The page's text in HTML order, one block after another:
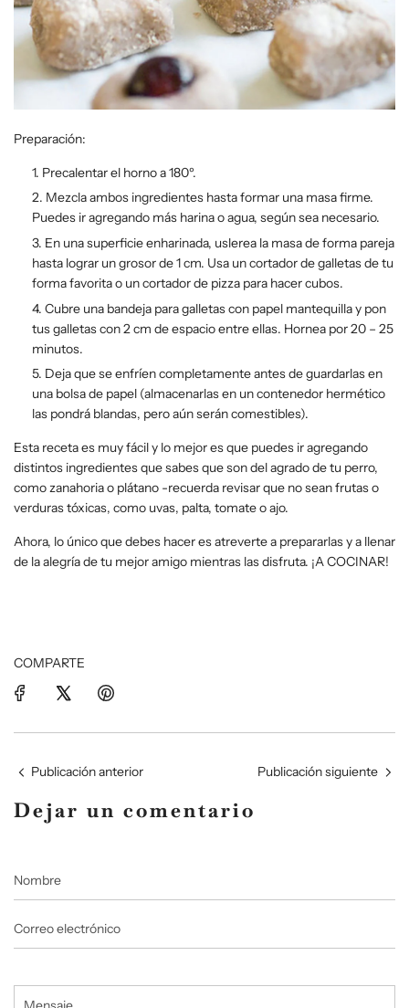
Preparación:
Precalentar el horno a 180º.
Mezcla ambos ingredientes hasta formar una masa firme.
Puedes ir agregando más harina o agua, según sea necesario.
En una superficie enharinada, uslerea la masa de forma pareja
hasta lograr un grosor de 1 cm. Usa un cortador de galletas de tu
forma favorita o un cortador de pizza para hacer cubos.
Cubre una bandeja para galletas con papel mantequilla y pon
tus galletas con 2 cm de espacio entre ellas. Hornea por 20 – 25
minutos.
Deja que se enfríen completamente antes de guardarlas en
una bolsa de papel (almacenarlas en un contenedor hermético
las pondrá blandas, pero aún serán comestibles).
Esta receta es muy fácil y lo mejor es que puedes ir agregando
distintos ingredientes que sabes que son del agrado de tu perro,
como zanahoria o plátano -recuerda revisar que no sean frutas o
verduras tóxicas, como uvas, palta, tomate o ajo.
Ahora, lo único que debes hacer es atreverte a prepararlas y a llenar
de la alegría de tu mejor amigo mientras las disfruta. ¡A COCINAR!
COMPARTE
Publicación anterior Publicación siguiente
Dejar un comentario
Correo